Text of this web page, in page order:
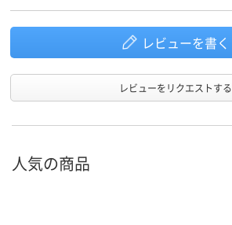
レビューを書く
レビューをリクエストする
人気の商品